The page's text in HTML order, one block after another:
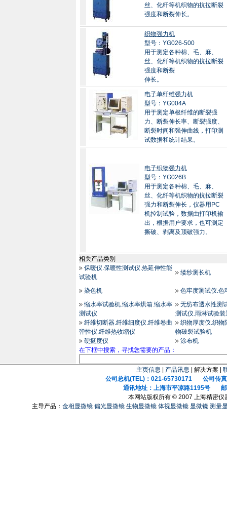
丝、化纤等机织物的抗拉断裂
强度和断裂伸长。
织物强力机
型号：YG026-500
用于测定各种棉、毛、麻、
丝、化纤等机织物的抗拉断裂
强度和断裂
伸长。
电子单纤维强力机
型号：YG004A
用于测定单根纤维的断裂强
力、断裂伸长率、断裂强度、
断裂时间和强伸曲线，打印测
试数据和统计结果。
电子织物强力机
型号：YG026B
用于测定各种棉、毛、麻、
丝、化纤等机织物的抗拉断裂
强力和断裂伸长，仪器用PC
机控制试验，数据由打印机输
出，根据用户要求，也可测定
撕破、剥离及顶破强力。
相关产品类别
保暖仪.保暖性测试仪.热延伸性能
试验机
缕纱测长机
染色机
色牢度测试仪.色
缩水率试验机.缩水率烘箱.缩水率
测试仪
无纺布透水性测
测试仪.雨淋试验装
纤维切断器.纤维细度仪.纤维卷曲
弹性仪.纤维热收缩仪
织物厚度仪.织物
物破裂试验机
硬挺度仪
涂布机
在下框中搜索，寻找您需要的产品：
主页信息 产品讯息 | 解决方案 |
公司总机(TEL)：021-65730171 公司传真
通讯地址：上海市平凉路1195号 邮
本网站版权所有 © 2007 上海精密仪
主导产品： 金相显微镜 偏光显微镜 生物显微镜 体视显微镜 显微镜 测量